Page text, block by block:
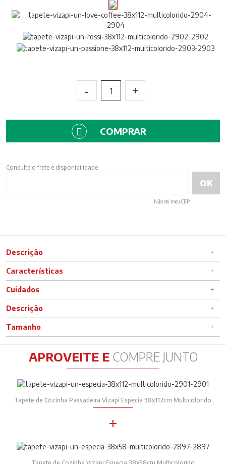
- 1 +
COMPRAR
Consulte o frete e disponibilidade
Não sei meu CEP
Descrição
Características
Cuidados
Descrição
Tamanho
APROVEITE ECOMPRE JUNTO
Tapete de Cozinha Passadeira Vizapi Especia 38x112cm Multicolorido
+